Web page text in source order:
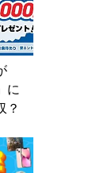
に
？
最